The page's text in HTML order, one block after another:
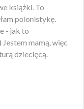
książki. To
polonistykę.
- jak to
Jestem mamą, więc
dziecięcą.